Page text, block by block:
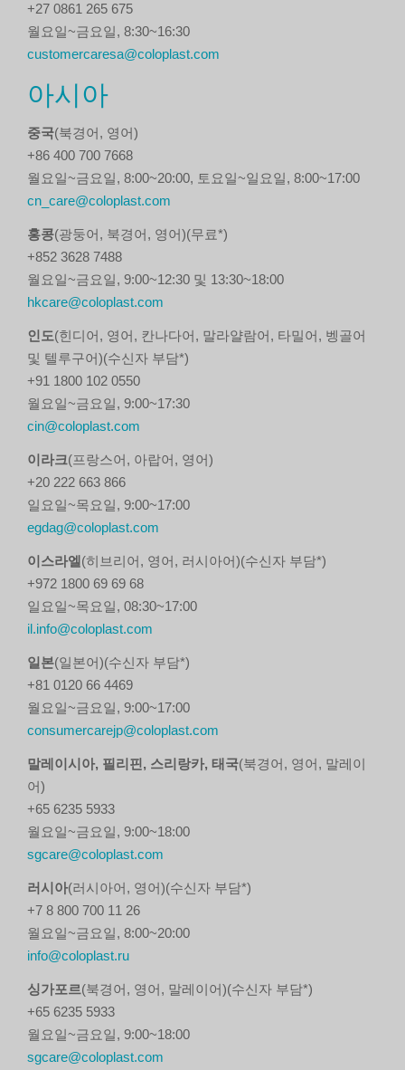
+27 0861 265 675
월요일~금요일, 8:30~16:30
customercaresa@coloplast.com
아시아
중국(북경어, 영어)
+86 400 700 7668
월요일~금요일, 8:00~20:00, 토요일~일요일, 8:00~17:00
cn_care@coloplast.com
홍콩(광둥어, 북경어, 영어)(무료*)
+852 3628 7488
월요일~금요일, 9:00~12:30 및 13:30~18:00
hkcare@coloplast.com
인도(힌디어, 영어, 칸나다어, 말라얄람어, 타밀어, 벵골어
및 텔루구어)(수신자 부담*)
+91 1800 102 0550
월요일~금요일, 9:00~17:30
cin@coloplast.com
이라크(프랑스어, 아랍어, 영어)
+20 222 663 866
일요일~목요일, 9:00~17:00
egdag@coloplast.com
이스라엘 (히브리어, 영어, 러시아어)(수신자 부담*)
+972 1800 69 69 68
일요일~목요일, 08:30~17:00
il.info@coloplast.com
일본(일본어)(수신자 부담*)
+81 0120 66 4469
월요일~금요일, 9:00~17:00
consumercarejp@coloplast.com
말레이시아, 필리핀, 스리랑카, 태국(북경어, 영어, 말레이
어)
+65 6235 5933
월요일~금요일, 9:00~18:00
sgcare@coloplast.com
러시아(러시아어, 영어)(수신자 부담*)
+7 8 800 700 11 26
월요일~금요일, 8:00~20:00
info@coloplast.ru
싱가포르(북경어, 영어, 말레이어)(수신자 부담*)
+65 6235 5933
월요일~금요일, 9:00~18:00
sgcare@coloplast.com